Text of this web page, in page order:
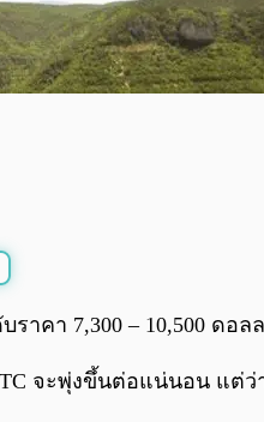
ราคา 7,300 – 10,500 ดอ
จะพุ่งขึ้นต่อแน่นอน แต่ว่